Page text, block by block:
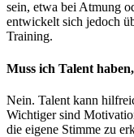
sein, etwa bei Atmung
entwickelt sich jedoch
Training.
Muss ich Talent
Nein. Talent kann
Wichtiger sind
die eigene Stimme zu